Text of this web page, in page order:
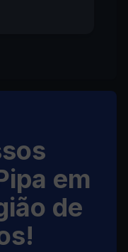
em
de